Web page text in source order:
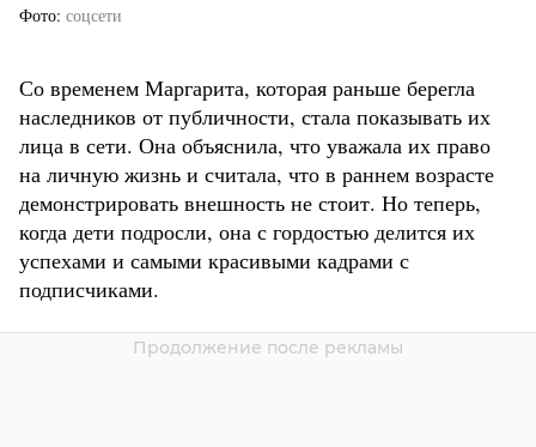
Фото соцсети
Со временем Маргарита, которая раньше берегла
наследников от публичности, стала показывать их
лица в сети. Она объяснила, что уважала их право
на личную жизнь и считала, что в раннем возрасте
демонстрировать внешность не стоит. Но теперь,
когда дети подросли, она с гордостью делится их
успехами и самыми красивыми кадрами с
подписчиками.